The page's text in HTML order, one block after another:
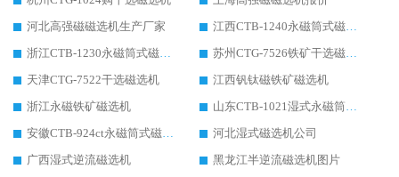
河北高强磁磁选机生产厂家
江西CTB-1240永磁筒式磁选机厂家
浙江CTB-1230永磁筒式磁选机生产厂家
苏州CTG-7526铁矿干选磁选机
天津CTG-7522干选磁选机
江西钒钛磁铁矿磁选机
浙江永磁铁矿磁选机
山东CTB-1021湿式永磁筒式磁选机
安徽CTB-924ct永磁筒式磁选机
河北湿式磁选机公司
广西湿式逆流磁选机
黑龙江半逆流磁选机图片